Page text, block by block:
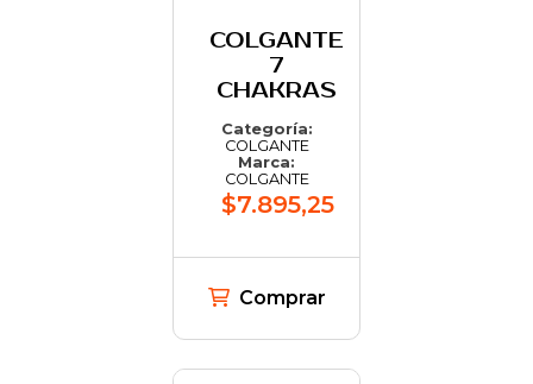
COLGANTE
7
CHAKRAS
Categoría:
COLGANTE
Marca:
COLGANTE
$7.895,25
Comprar